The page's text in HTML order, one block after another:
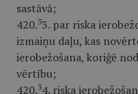
sastāvā;
420.33. par riska
izmaiņu daļu, kas
ierobežošana, koriģē
vērtību;
420.34. riska